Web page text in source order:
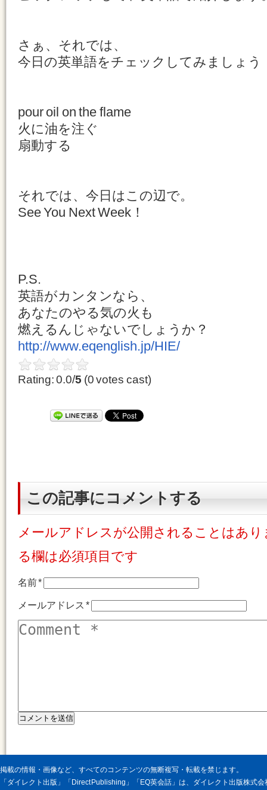
さぁ、それでは、
今日の英単語をチェックしてみましょう
pour oil on the flame
火に油を注ぐ
扇動する
それでは、今日はこの辺で。
See You Next Week！
P.S.
英語がカンタンなら、
あなたのやる気の火も
燃えるんじゃないでしょうか？
http://www.eqenglish.jp/HIE/
Rating: 0.0/5 (0 votes cast)
この記事にコメントする
メールアドレスが公開されることはあ
る欄は必須項目です
名前*
メールアドレス*
掲載の情報・画像など、すべてのコンテンツの無断複写・転載を禁じます。
「ダイレクト出版」「Direct Publishing」「EQ英会話」は、ダイレクト出版株式